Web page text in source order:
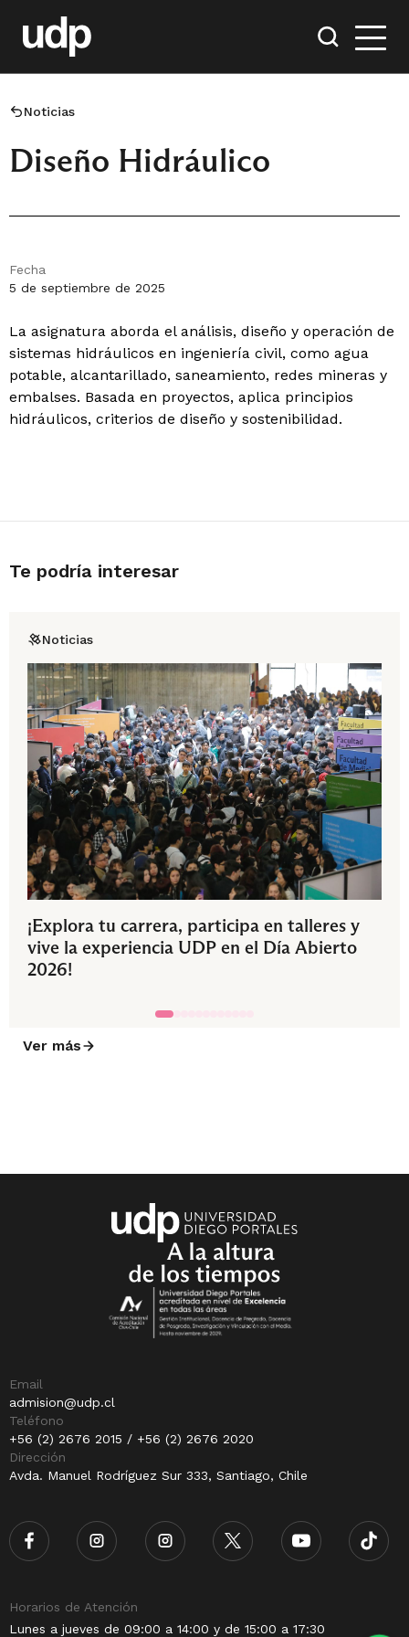
Noticias
Diseño Hidráulico
Fecha
5 de septiembre de 2025
La asignatura aborda el análisis, diseño y operación de
sistemas hidráulicos en ingeniería civil, como agua
potable, alcantarillado, saneamiento, redes mineras y
embalses. Basada en proyectos, aplica principios
hidráulicos, criterios de diseño y sostenibilidad.
Te podría interesar
Noticias
¡Explora tu carrera, participa en talleres y
vive la experiencia UDP en el Día Abierto
2026!
Ver más
Email
admision@udp.cl
Teléfono
+56 (2) 2676 2015 / +56 (2) 2676 2020
Dirección
Avda. Manuel Rodríguez Sur 333, Santiago, Chile
Horarios de Atención
Lunes a jueves de 09:00 a 14:00 y de 15:00 a 17:30